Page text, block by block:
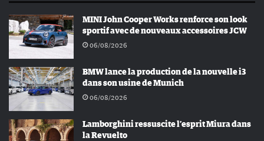
MINI John Cooper Works renforce son look
sportif avec de nouveaux accessoires JCW
06/08/2026
BMW lance la production de la nouvelle i3
dans son usine de Munich
06/08/2026
Lamborghini ressuscite l’esprit Miura dans
la Revuelto